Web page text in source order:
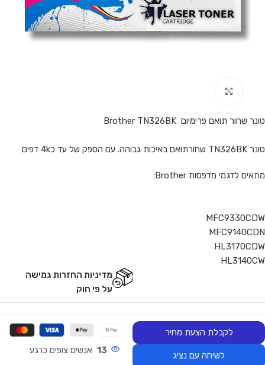
טונר שחור תואם פרימיום Brother TN326BK
טונר TN326BK שחורתואם באיכות גבוהה. עם הספק של עד כ4k דפים
מתאים לדגמי מדפסות Brother:
MFC9330CDW
MFC9140CDN
HL3170CDW
HL3140CW
מדיניות החזרות גמישה
על פי חוק
לקבלת הצעת מחיר
לשיחה עם נציג 13 אנשים צופים כרגע